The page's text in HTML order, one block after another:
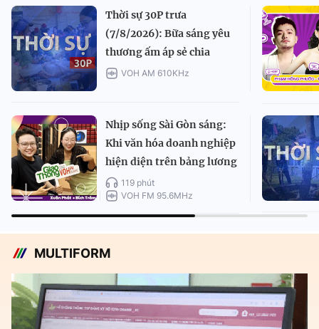
Thời sự 30P trưa
(7/8/2026): Bữa sáng yêu
thương ấm áp sẻ chia
VOH AM 610KHz
Nhịp sống Sài Gòn sáng:
Khi văn hóa doanh nghiệp
hiện diện trên bảng lương
119 phút
VOH FM 95.6MHz
MULTIFORM